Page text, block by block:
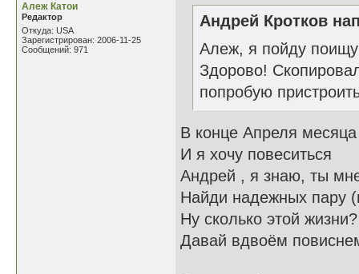
Алеж Катои
Редактор
Откуда: USA
Зарегистрирован: 2006-11-25
Сообщений: 971
Андрей Кротков
Алеж, я пойду поищу
Здорово!
попробую
В конце Апреля месяца
И я хочу повеситься
Андрей , я знаю, ты
Найди надежных пару
Ну сколько этой жизни?
Давай вдвоём